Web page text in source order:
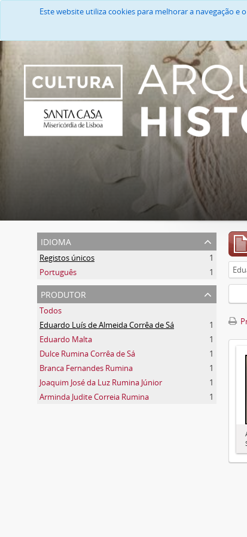
Este website utiliza cookies para melhorar a navegação
idioma
Registos únicos
1
Português
1
produtor
Todos
Eduardo Luís de Almeida Corrêa de Sá
1
Eduardo Malta
1
Dulce Rumina Corrêa de Sá
1
Branca Fernandes Rumina
1
Joaquim José da Luz Rumina Júnior
1
Arminda Judite Correia Rumina
1